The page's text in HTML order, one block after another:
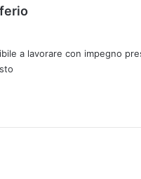
e
a lavorare con impegno